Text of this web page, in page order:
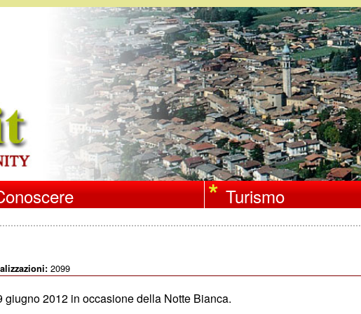
Salta
al
contenuto
principale
Turismo
2099
2012 in occasione della Notte Bianca.